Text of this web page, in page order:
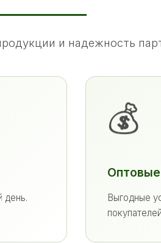
и надежность
день.
💰
Выгодные